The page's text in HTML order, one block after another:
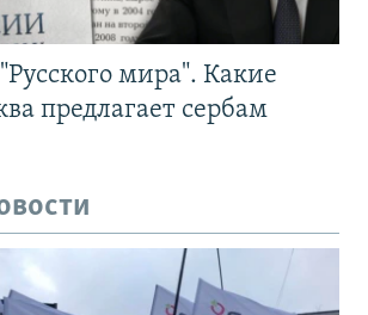
мира". Какие
предлагает сербам